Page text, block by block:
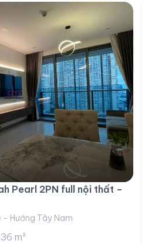
Pearl 2PN full nội thất –
Hướng Tây Nam
m²